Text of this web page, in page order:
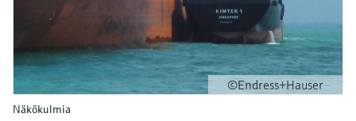
©Endress+Hauser
Näkökulmia